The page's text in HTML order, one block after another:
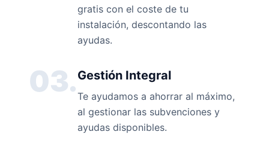
gratis con el coste de tu
instalación, descontando las
ayudas.
03.Gestión Integral
Te ayudamos a ahorrar al máximo,
al gestionar las subvenciones y
ayudas disponibles.